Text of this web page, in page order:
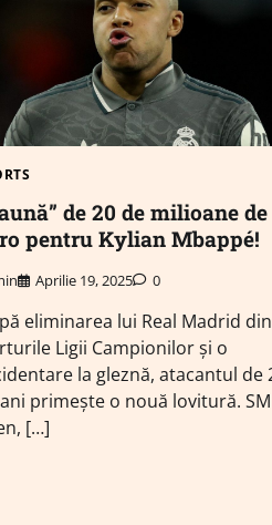
de 20 de milioane de
pentru Kylian Mbappé!
Aprilie 19, 2025 0
eliminarea lui Real Madrid din
Ligii Campionilor și o
la gleznă, atacantul de
primește o nouă lovitură. SM
[…]